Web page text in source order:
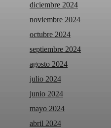
diciembre 2024
noviembre 2024
octubre 2024
septiembre 2024
agosto 2024
julio 2024
junio 2024
mayo 2024
abril 2024